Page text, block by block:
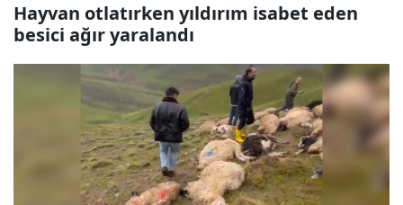
Hayvan otlatırken yıldırım isabet eden
besici ağır yaralandı